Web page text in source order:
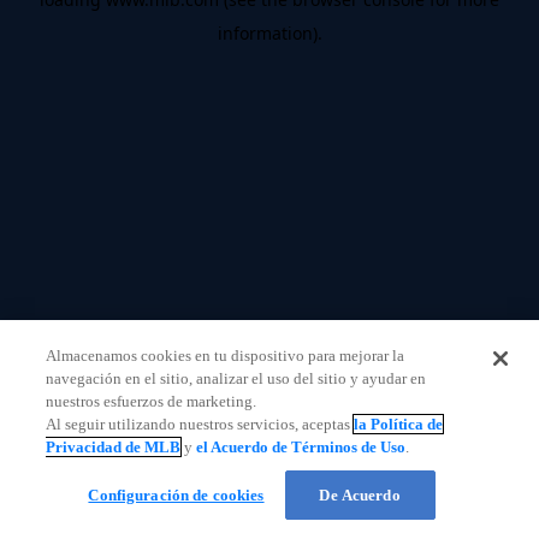
information).
Almacenamos cookies en tu dispositivo para mejorar la
navegación en el sitio, analizar el uso del sitio y ayudar en
nuestros esfuerzos de marketing.
Al seguir utilizando nuestros servicios, aceptasla Política de
Privacidad de MLB yel Acuerdo de Términos de Uso.
Configuración de cookies De Acuerdo